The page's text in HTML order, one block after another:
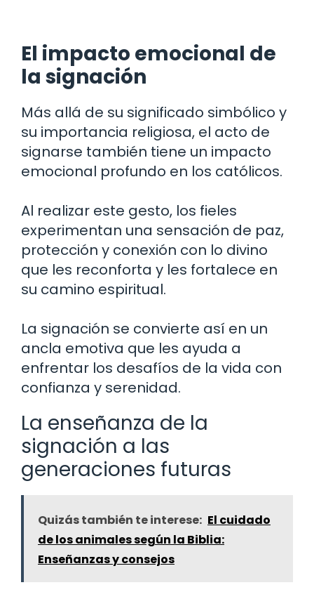
El impacto emocional de
la signación
Más allá de su significado simbólico y
su importancia religiosa, el acto de
signarse también tiene un impacto
emocional profundo en los católicos.
Al realizar este gesto, los fieles
experimentan una sensación de paz,
protección y conexión con lo divino
que les reconforta y les fortalece en
su camino espiritual.
La signación se convierte así en un
ancla emotiva que les ayuda a
enfrentar los desafíos de la vida con
confianza y serenidad.
La enseñanza de la
signación a las
generaciones futuras
Quizás también te interese: El cuidado
de los animales según la Biblia:
Enseñanzas y consejos